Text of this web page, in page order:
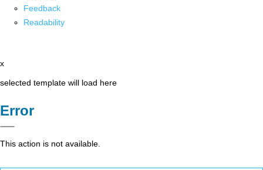
Feedback
Readability
x
selected template will load here
Error
This action is not available.